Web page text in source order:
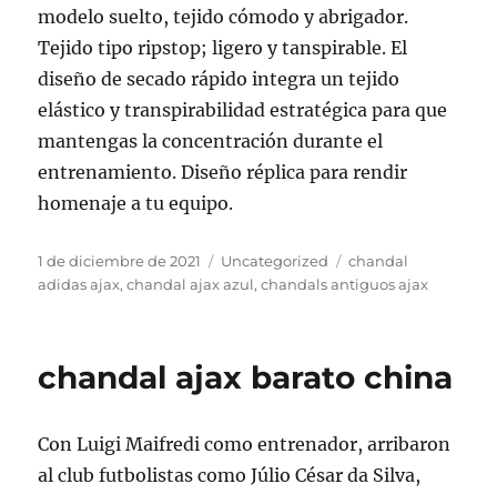
modelo suelto, tejido cómodo y abrigador.
Tejido tipo ripstop; ligero y tanspirable. El
diseño de secado rápido integra un tejido
elástico y transpirabilidad estratégica para que
mantengas la concentración durante el
entrenamiento. Diseño réplica para rendir
homenaje a tu equipo.
Publicado
el
1 de diciembre de 2021 Categorías
Uncategorized Etiquetas
chandal
adidas ajax,chandal ajax azul,chandals antiguos ajax
chandal ajax barato china
Con Luigi Maifredi como entrenador, arribaron
al club futbolistas como Júlio César da Silva,